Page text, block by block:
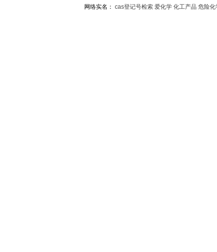
网络实名： cas登记号检索 爱化学 化工产品 危险化